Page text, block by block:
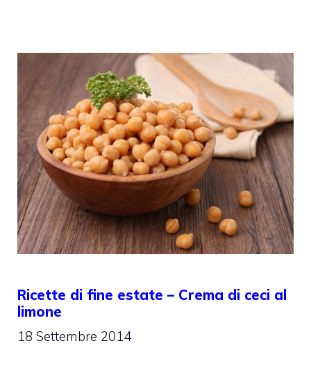
Ricette di fine estate – Crema di ceci al
limone
18 Settembre 2014